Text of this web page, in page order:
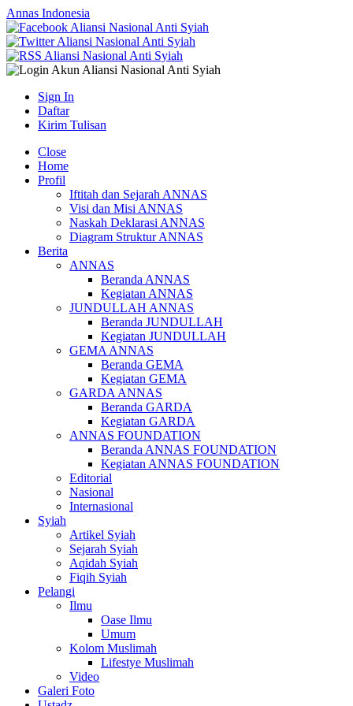
Annas Indonesia
Sign In
Daftar
Kirim Tulisan
Close
Home
Profil
Iftitah dan Sejarah ANNAS
Visi dan Misi ANNAS
Naskah Deklarasi ANNAS
Diagram Struktur ANNAS
Berita
ANNAS
Beranda ANNAS
Kegiatan ANNAS
JUNDULLAH ANNAS
Beranda JUNDULLAH
Kegiatan JUNDULLAH
GEMA ANNAS
Beranda GEMA
Kegiatan GEMA
GARDA ANNAS
Beranda GARDA
Kegiatan GARDA
ANNAS FOUNDATION
Beranda ANNAS FOUNDATION
Kegiatan ANNAS FOUNDATION
Editorial
Nasional
Internasional
Syiah
Artikel Syiah
Sejarah Syiah
Aqidah Syiah
Fiqih Syiah
Pelangi
Ilmu
Oase Ilmu
Umum
Kolom Muslimah
Lifestye Muslimah
Video
Galeri Foto